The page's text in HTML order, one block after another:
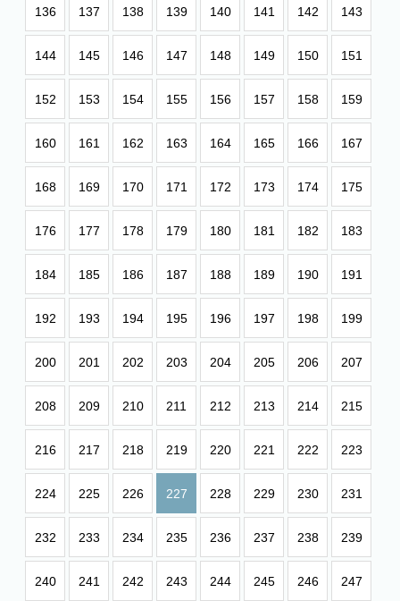
136 137 138 139 140 141 142 143
144 145 146 147 148 149 150 151
152 153 154 155 156 157 158 159
160 161 162 163 164 165 166 167
168 169 170 171 172 173 174 175
176 177 178 179 180 181 182 183
184 185 186 187 188 189 190 191
192 193 194 195 196 197 198 199
200 201 202 203 204 205 206 207
208 209 210 211 212 213 214 215
216 217 218 219 220 221 222 223
224 225 226 227 228 229 230 231
232 233 234 235 236 237 238 239
240 241 242 243 244 245 246 247